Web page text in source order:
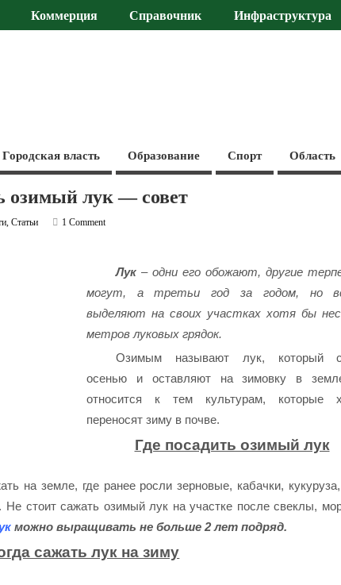
Коммерция Справочник Инфраструктура
Городская власть Образование Спорт Область
озимый лук — совет
,Статьи
1 Comment
Лук – одни его обожают, другие
могут, а третьи год за годом, но
выделяют на своих участках хотя бы
метров луковых грядок.
Озимым называют лук, который
осенью и оставляют на зимовку в
относится к тем культурам, которые
переносят зиму в почве.
Где посадить озимый лук
на земле, где ранее росли зерновые, кабачки, кукуруза,
стоит сажать озимый лук на участке после свеклы,
можно выращивать не больше 2 лет подряд.
сажать лук на зиму